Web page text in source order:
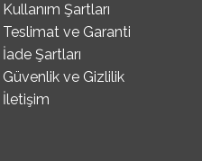
Kullanım Şartları
Teslimat ve Garanti
İade Şartları
Güvenlik ve Gizlilik
İletişim